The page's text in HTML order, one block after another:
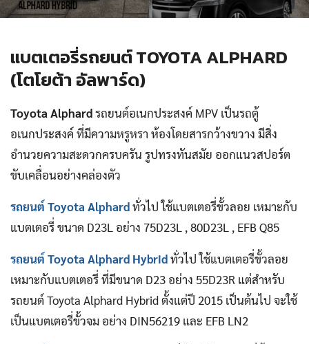
บเรา
แบตเตอรี่รถยนต์ TOYOTA ALPHARD
(โตโยต้า อัลพาร์ด)
Toyota Alphardรถยนต์อเนกประสงค์ MPV เป็นรถตู้
อเนกประสงค์ ที่มีความหรูหรา ห้องโดยสารกว้างขวาง มีสิ่ง
อำนวยความสะดวกครบครัน รูปทรงทันสมัย ออกแนวสปอร์ต
ขับเคลื่อนอย่างคล่องตัว
รถยนต์ Toyota Alphardทั่วไป ใช้แบตเตอรี่ขั้วลอย เหมาะกับ
แบตเตอรี่ ขนาด D23L อย่าง 75D23L , 80D23L , EFB Q85
รถยนต์ Toyota Alphard Hybridทั่วไป ใช้แบตเตอรี่ขั้วลอย
เหมาะกับแบตเตอรี่ ที่มีขนาด D23 อย่าง 55D23R แต่สำหรับ
รถยนต์ Toyota Alphard Hybrid ตั้งแต่ปี 2015 เป็นต้นไป จะใช้
เป็นแบตเตอรี่ขั้วจม อย่าง DIN56219 และ EFB LN2